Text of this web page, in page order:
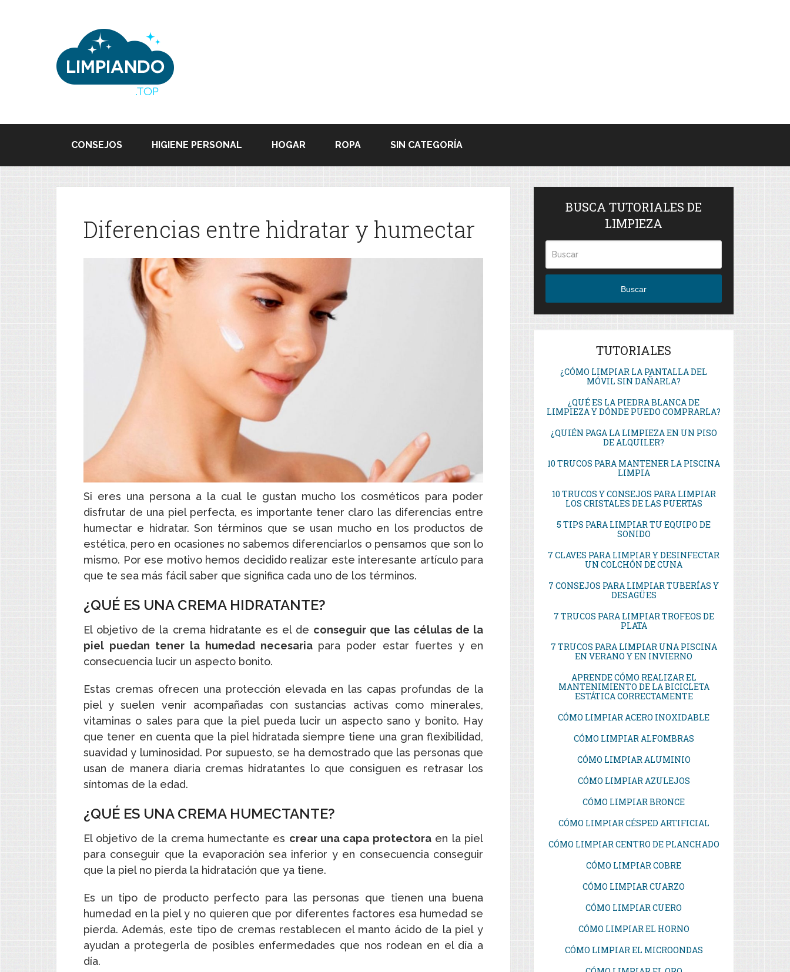
CONSEJOS HIGIENE PERSONAL HOGAR ROPA SIN CATEGORÍA
Diferencias entre hidratar y humectar
Si eres una persona a la cual le gustan mucho los cosméticos para poder
disfrutar de una piel perfecta, es importante tener claro las diferencias entre
humectar e hidratar. Son términos que se usan mucho en los productos de
estética, pero en ocasiones no sabemos diferenciarlos o pensamos que son lo
mismo. Por ese motivo hemos decidido realizar este interesante artículo para
que te sea más fácil saber que significa cada uno de los términos.
¿QUÉ ES UNA CREMA HIDRATANTE?
El objetivo de la crema hidratante es el de conseguir que las células de la
piel puedan tener la humedad necesariapara poder estar fuertes y en
consecuencia lucir un aspecto bonito.
Estas cremas ofrecen una protección elevada en las capas profundas de la
piel y suelen venir acompañadas con sustancias activas como minerales,
vitaminas o sales para que la piel pueda lucir un aspecto sano y bonito. Hay
que tener en cuenta que la piel hidratada siempre tiene una gran flexibilidad,
suavidad y luminosidad. Por supuesto, se ha demostrado que las personas que
usan de manera diaria cremas hidratantes lo que consiguen es retrasar los
síntomas de la edad.
¿QUÉ ES UNA CREMA HUMECTANTE?
El objetivo de la crema humectante es crear una capa protectoraen la piel
para conseguir que la evaporación sea inferior y en consecuencia conseguir
que la piel no pierda la hidratación que ya tiene.
Es un tipo de producto perfecto para las personas que tienen una buena
humedad en la piel y no quieren que por diferentes factores esa humedad se
pierda. Además, este tipo de cremas restablecen el manto ácido de la piel y
ayudan a protegerla de posibles enfermedades que nos rodean en el día a
día.
BUSCA TUTORIALES DE
LIMPIEZA
Buscar
TUTORIALES
¿CÓMO LIMPIAR LA PANTALLA DEL
MÓVIL SIN DAÑARLA?
¿QUÉ ES LA PIEDRA BLANCA DE
LIMPIEZA Y DÓNDE PUEDO COMPRARLA?
¿QUIÉN PAGA LA LIMPIEZA EN UN PISO
DE ALQUILER?
10 TRUCOS PARA MANTENER LA PISCINA
LIMPIA
10 TRUCOS Y CONSEJOS PARA LIMPIAR
LOS CRISTALES DE LAS PUERTAS
5 TIPS PARA LIMPIAR TU EQUIPO DE
SONIDO
7 CLAVES PARA LIMPIAR Y DESINFECTAR
UN COLCHÓN DE CUNA
7 CONSEJOS PARA LIMPIAR TUBERÍAS Y
DESAGÜES
7 TRUCOS PARA LIMPIAR TROFEOS DE
PLATA
7 TRUCOS PARA LIMPIAR UNA PISCINA
EN VERANO Y EN INVIERNO
APRENDE CÓMO REALIZAR EL
MANTENIMIENTO DE LA BICICLETA
ESTÁTICA CORRECTAMENTE
CÓMO LIMPIAR ACERO INOXIDABLE
CÓMO LIMPIAR ALFOMBRAS
CÓMO LIMPIAR ALUMINIO
CÓMO LIMPIAR AZULEJOS
CÓMO LIMPIAR BRONCE
CÓMO LIMPIAR CÉSPED ARTIFICIAL
CÓMO LIMPIAR CENTRO DE PLANCHADO
CÓMO LIMPIAR COBRE
CÓMO LIMPIAR CUARZO
CÓMO LIMPIAR CUERO
CÓMO LIMPIAR EL HORNO
CÓMO LIMPIAR EL MICROONDAS